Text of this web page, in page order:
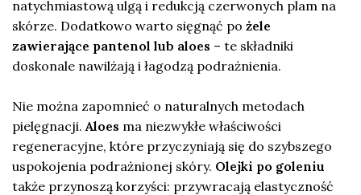
natychmiastową ulgą i redukcją czerwonych plam na
skórze. Dodatkowo warto sięgnąć po żele
zawierające pantenol lub aloes – te składniki
doskonale nawilżają i łagodzą podrażnienia.
Nie można zapomnieć o naturalnych metodach
pielęgnacji. Aloes ma niezwykłe właściwości
regeneracyjne, które przyczyniają się do szybszego
uspokojenia podrażnionej skóry. Olejki po goleniu
także przynoszą korzyści: przywracają elastyczność